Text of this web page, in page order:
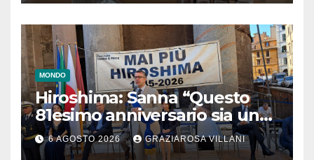
MONDO
Hiroshima: Sanna “Questo
81esimo anniversario sia un
monito per tutti”
6 AGOSTO 2026 GRAZIAROSA VILLANI